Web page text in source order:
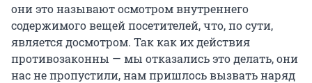
они это называют осмотром внутреннего
содержимого вещей посетителей, что, по сути,
является досмотром. Так как их действия
противозаконны — мы отказались это делать, они
нас не пропустили, нам пришлось вызвать наряд